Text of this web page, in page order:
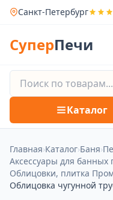
Санкт-Петербург
СуперПечи
Каталог
Главная›Каталог›Баня›
Аксессуары для банных
Облицовки, плитка
Облицовка чугунной